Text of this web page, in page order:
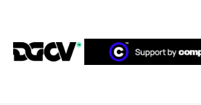
the
content
DGCV™